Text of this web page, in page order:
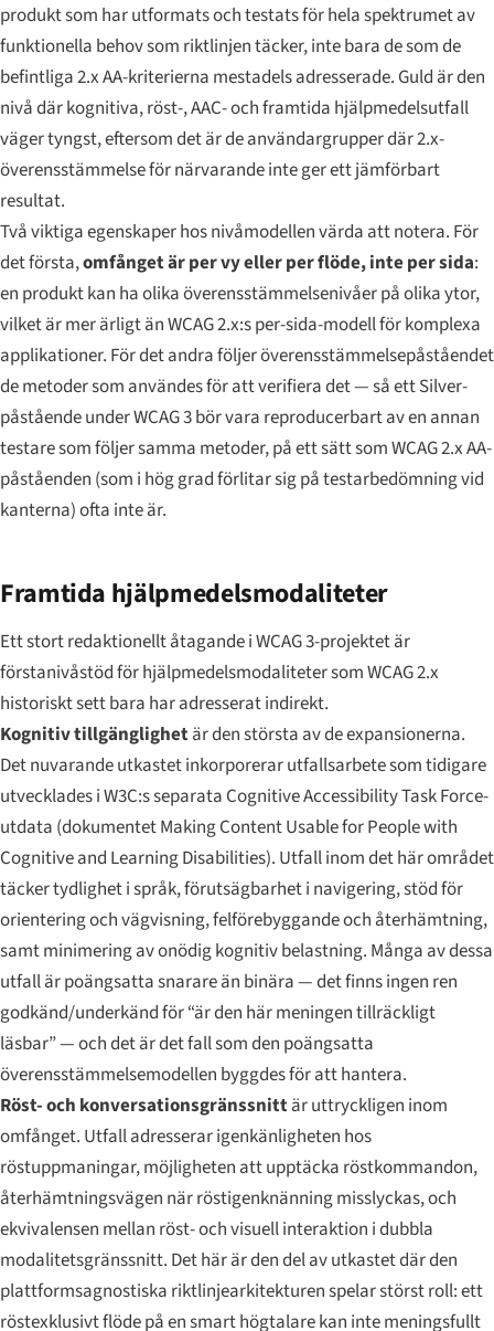
produkt som har utformats och testats för hela spektrumet av
funktionella behov som riktlinjen täcker, inte bara de som de
befintliga 2.x AA-kriterierna mestadels adresserade. Guld är den
nivå där kognitiva, röst-, AAC- och framtida hjälpmedelsutfall
väger tyngst, eftersom det är de användargrupper där 2.x-
överensstämmelse för närvarande inte ger ett jämförbart
resultat.
Två viktiga egenskaper hos nivåmodellen värda att notera. För
det första,omfånget är per vy eller per flöde, inte per sida:
en produkt kan ha olika överensstämmelsenivåer på olika ytor,
vilket är mer ärligt än WCAG 2.x:s per-sida-modell för komplexa
applikationer. För det andra följer överensstämmelsepåståendet
de metoder som användes för att verifiera det — så ett Silver-
påstående under WCAG 3 bör vara reproducerbart av en annan
testare som följer samma metoder, på ett sätt som WCAG 2.x AA-
påståenden (som i hög grad förlitar sig på testarbedömning vid
kanterna) ofta inte är.
Framtida hjälpmedelsmodaliteter
Ett stort redaktionellt åtagande i WCAG 3-projektet är
förstanivåstöd för hjälpmedelsmodaliteter som WCAG 2.x
historiskt sett bara har adresserat indirekt.
Kognitiv tillgänglighetär den största av de expansionerna.
Det nuvarande utkastet inkorporerar utfallsarbete som tidigare
utvecklades i W3C:s separata Cognitive Accessibility Task Force-
utdata (dokumentetMaking Content Usable for People with
Cognitive and Learning Disabilities). Utfall inom det här området
täcker tydlighet i språk, förutsägbarhet i navigering, stöd för
orientering och vägvisning, felförebyggande och återhämtning,
samt minimering av onödig kognitiv belastning. Många av dessa
utfall är poängsatta snarare än binära — det finns ingen ren
godkänd/underkänd för “är den här meningen tillräckligt
läsbar” — och det är det fall som den poängsatta
överensstämmelsemodellen byggdes för att hantera.
Röst- och konversationsgränssnittär uttryckligen inom
omfånget. Utfall adresserar igenkänligheten hos
röstuppmaningar, möjligheten att upptäcka röstkommandon,
återhämtningsvägen när röstigenknänning misslyckas, och
ekvivalensen mellan röst- och visuell interaktion i dubbla
modalitetsgränssnitt. Det här är den del av utkastet där den
plattformsagnostiska riktlinjearkitekturen spelar störst roll: ett
röstexklusivt flöde på en smart högtalare kan inte meningsfullt